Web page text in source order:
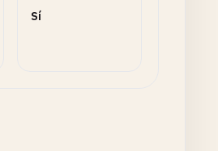
Sí